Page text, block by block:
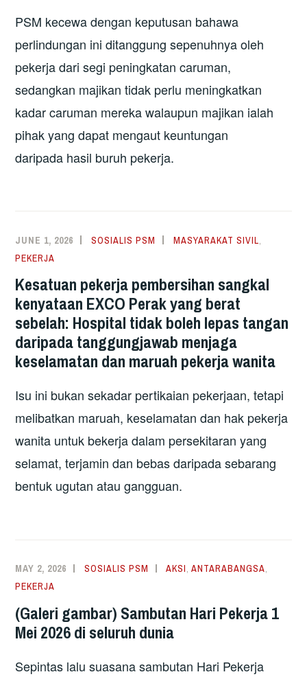
PSM kecewa dengan keputusan bahawa
perlindungan ini ditanggung sepenuhnya oleh
pekerja dari segi peningkatan caruman,
sedangkan majikan tidak perlu meningkatkan
kadar caruman mereka walaupun majikan ialah
pihak yang dapat mengaut keuntungan
daripada hasil buruh pekerja.
JUNE 1, 2026 SOSIALIS PSM MASYARAKAT SIVIL,
PEKERJA
Kesatuan pekerja pembersihan sangkal
kenyataan EXCO Perak yang berat
sebelah: Hospital tidak boleh lepas tangan
daripada tanggungjawab menjaga
keselamatan dan maruah pekerja wanita
Isu ini bukan sekadar pertikaian pekerjaan, tetapi
melibatkan maruah, keselamatan dan hak pekerja
wanita untuk bekerja dalam persekitaran yang
selamat, terjamin dan bebas daripada sebarang
bentuk ugutan atau gangguan.
MAY 2, 2026 SOSIALIS PSM AKSI,ANTARABANGSA,
PEKERJA
(Galeri gambar) Sambutan Hari Pekerja 1
Mei 2026 di seluruh dunia
Sepintas lalu suasana sambutan Hari Pekerja